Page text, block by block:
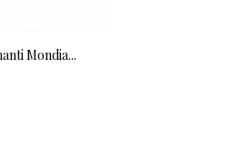
Mondia...